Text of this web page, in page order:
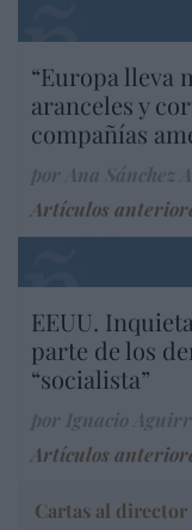
“Europa lleva
aranceles y
compañías
Artículos
EEUU.
parte de los
“socialista”
Artículos
Cartas al director